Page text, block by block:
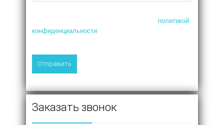
политикой
конфиденциальности
Заказать звонок